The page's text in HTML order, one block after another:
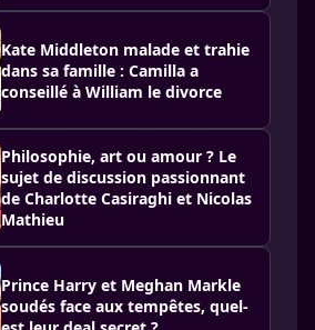
Kate Middleton malade et trahie
dans sa famille : Camilla a
conseillé à William le divorce
Philosophie, art ou amour ? Le
sujet de discussion passionnant
de Charlotte Casiraghi et Nicolas
Mathieu
Prince Harry et Meghan Markle
soudés face aux tempêtes, quel-